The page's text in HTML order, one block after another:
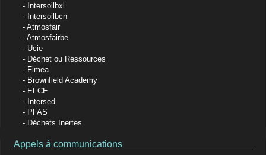
Intersoilbxl
Intersoilbcn
Atmosfair
Atmosfairbe
Ucie
Déchet ou Ressources
Fimea
Brownfield Academy
EFCE
Intersed
PFAS
Déchets Inertes
Appels à communications